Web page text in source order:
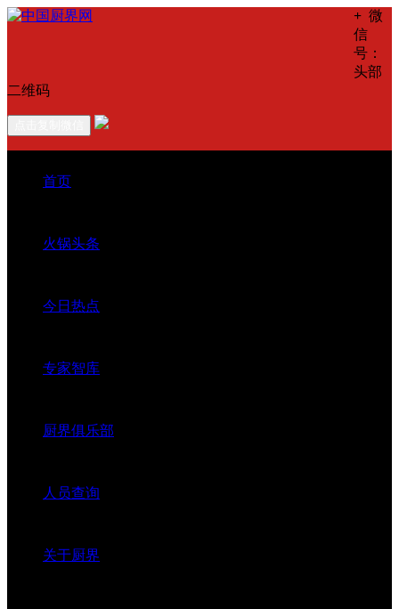
+ 微
信
号：
头部
二维码
首页
火锅头条
今日热点
专家智库
厨界俱乐部
人员查询
关于厨界